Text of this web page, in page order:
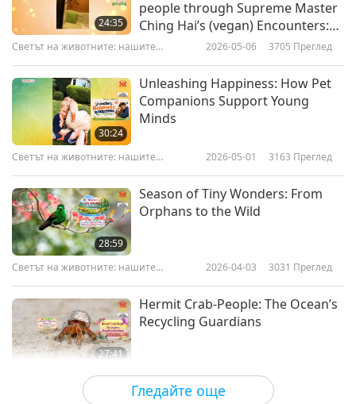
Гледайте още
24:35
people through Supreme Master
Ching Hai’s (vegan) Encounters:
Part 1 of a Multi-part Series
Светът на животните: нашите
2026-05-06 3705 Преглед
30:24
Unleashing Happiness: How Pet
Companions Support Young
Minds
Светът на животните: нашите
2026-05-01 3163 Преглед
28:59
Season of Tiny Wonders: From
Orphans to the Wild
Светът на животните: нашите
2026-04-03 3031 Преглед
27:41
Hermit Crab-People: The Ocean’s
Recycling Guardians
Светът на животните: нашите
2026-03-06 2526